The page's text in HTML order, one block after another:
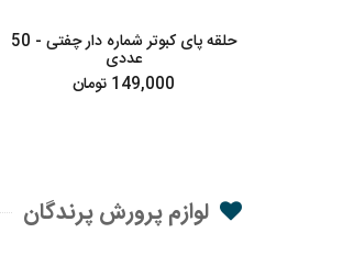
حلقه پای کبوتر شماره دار چفتی - 50
عددی
149,000 تومان
لوازم پرورش پرندگان